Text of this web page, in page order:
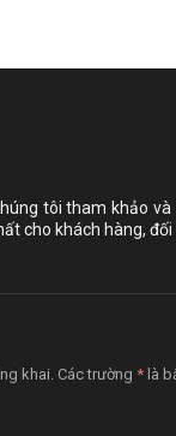
tôi tham khảo
cho khách hàng, đối
khai. Các trường * là